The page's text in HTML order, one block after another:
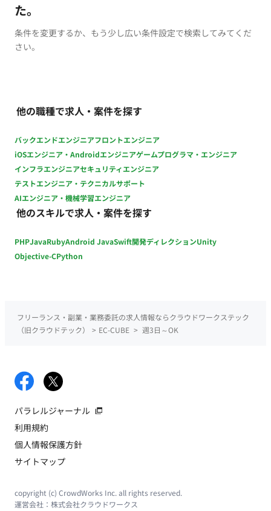
た。
条件を変更するか、もう少し広い条件設定で検索してみてくだ
さい。
他の職種で求人・案件を探す
バックエンドエンジニアフロントエンジニア
iOSエンジニア・Androidエンジニアゲームプログラマ・エンジニア
インフラエンジニアセキュリティエンジニア
テストエンジニア・テクニカルサポート
AIエンジニア・機械学習エンジニア
他のスキルで求人・案件を探す
PHPJavaRubyAndroid JavaSwift開発ディレクションUnity
Objective-CPython
フリーランス・副業・業務委託の求人情報ならクラウドワークステック
（旧クラウドテック）
> EC-CUBE > 週3日～OK
パラレルジャーナル
利用規約
個人情報保護方針
サイトマップ
copyright (c) CrowdWorks Inc. all rights reserved.
運営会社： 株式会社クラウドワークス